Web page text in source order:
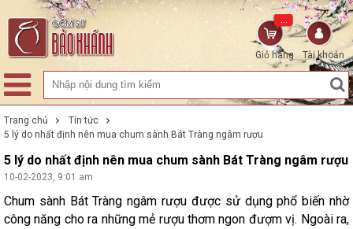
Tài khoản
Giỏ hàng
...
Trang chủ
Tin tức
5 lý do nhất định nên mua chum sành Bát Tràng ngâm rượu
5 lý do nhất định nên mua chum sành Bát Tràng ngâm rượu
10-02-2023, 9:01 am
Chum sành Bát Tràng ngâm rượu được sử dụng phổ biến nhờ
công năng cho ra những mẻ rượu thơm ngon đượm vị. Ngoài ra,